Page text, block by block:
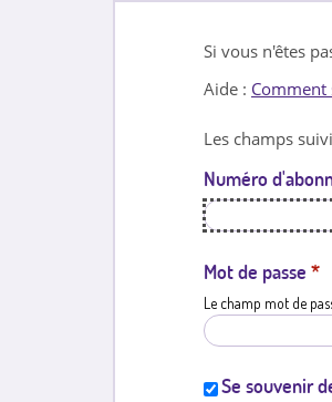
Si vous n'êtes
Aide : Comment
Les champs
Numéro
Mot de passe *
Le champ mot de
Se souvenir